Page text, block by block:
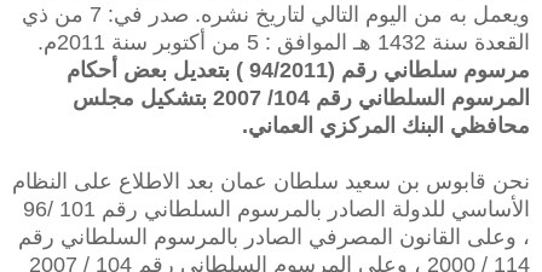
ويعمل به من اليوم التالي لتاريخ نشره. صدر في: 7 من ذي
القعدة سنة 1432 هـ الموافق : 5 من أكتوبر سنة 2011م.
مرسوم سلطاني رقم (94/2011 ) بتعديل بعض أحكام
المرسوم السلطاني رقم 104/ 2007 بتشكيل مجلس
محافظي البنك المركزي العماني.
نحن قابوس بن سعيد سلطان عمان بعد الاطلاع على النظام
الأساسي للدولة الصادر بالمرسوم السلطاني رقم 101 /96
، وعلى القانون المصرفي الصادر بالمرسوم السلطاني رقم
114 / 2000 ، وعلى المرسوم السلطاني رقم 104 / 2007